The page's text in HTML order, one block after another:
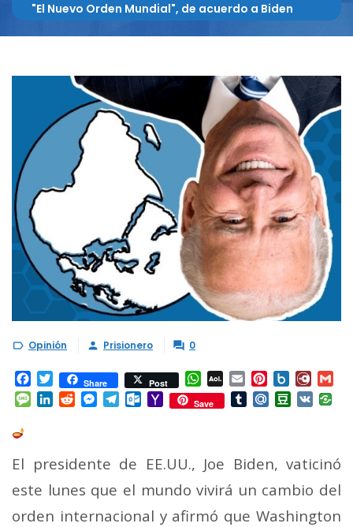
"El Nuevo Orden Mundial", de acuerdo a Biden
 Opinión  Prisionero  0
Facebook
TwitterShare Post WhatsApp
AOL
Mail
Email Pinterest
Box.net
Message
LinkedInRedditMessenger
TelegramOutlook.com
YahooSave TumblrMail.RuDouban
VK
El presidente de EE.UU., Joe Biden, vaticinó
este lunes que el mundo vivirá un cambio del
orden internacional y afirmó que Washington